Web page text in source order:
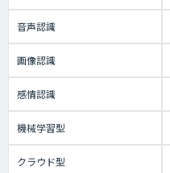
音声認識
画像認識
感情認識
機械学習型
クラウド型